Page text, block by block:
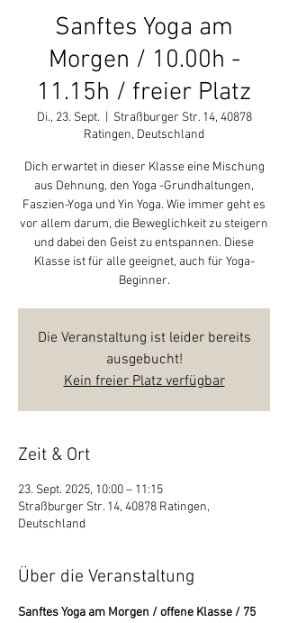
Sanftes Yoga am
Morgen / 10.00h -
11.15h / freier Platz
Di., 23. Sept.
Straßburger Str. 14, 40878
Ratingen, Deutschland
Dich erwartet in dieser Klasse eine Mischung
aus Dehnung, den Yoga -Grundhaltungen,
Faszien-Yoga und Yin Yoga. Wie immer geht es
vor allem darum, die Beweglichkeit zu steigern
und dabei den Geist zu entspannen. Diese
Klasse ist für alle geeignet, auch für Yoga-
Beginner.
Die Veranstaltung ist leider bereits
ausgebucht!
Kein freier Platz verfügbar
Zeit & Ort
23. Sept. 2025, 10:00 – 11:15
Straßburger Str. 14, 40878 Ratingen,
Deutschland
Über die Veranstaltung
Sanftes Yoga am Morgen / offene Klasse / 75